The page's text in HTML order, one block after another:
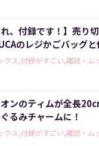
れ、付録です！】売り
のレジかごバッグ
クス,付録がすごい,雑誌・ム
ンのティムが全長
るみチャームに！
クス,付録がすごい,雑誌・ム